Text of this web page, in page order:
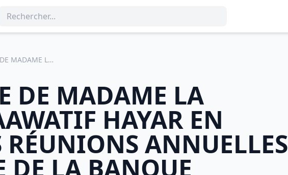
RENCONTRE DE MADAME LA MINISTRE AAWATIF HAYAR EN MARGE DES RÉUNIONS ANNUELLES DU GROUPE DE LA BANQUE MONDIALE ET DU FONDS MONÉTAIRE INTERNATIONAL À MARRAKECH
DE MADAME LA
HAYAR EN
RÉUNIONS ANNUELLES
DE LA BANQUE